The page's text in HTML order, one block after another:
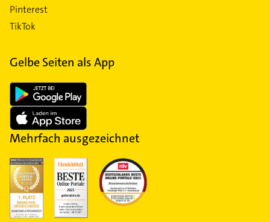
Pinterest
TikTok
Gelbe Seiten als App
Mehrfach ausgezeichnet